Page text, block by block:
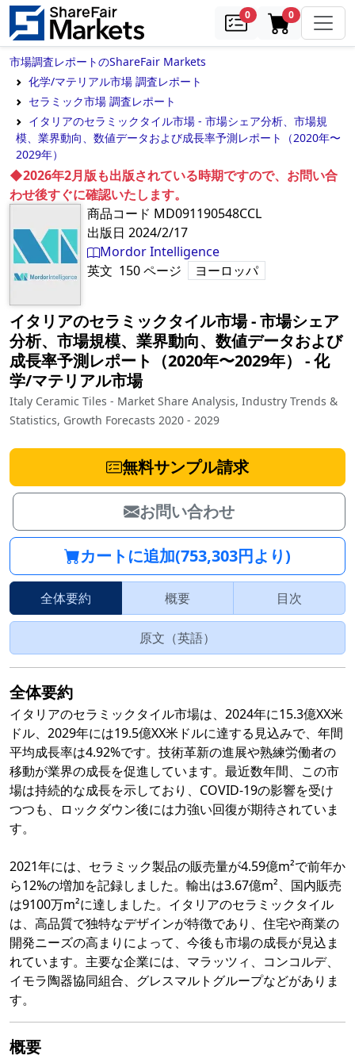
0samples0in cart
市場調査レポートのShareFair Markets
化学/マテリアル市場 調査レポート
セラミック市場 調査レポート
イタリアのセラミックタイル市場 - 市場シェア分析、市場規
模、業界動向、数値データおよび成長率予測レポート（2020年〜
2029年）
◆2026年2月版も出版されている時期ですので、お問い合
わせ後すぐに確認いたします。
商品コード MD091190548CCL
出版日 2024/2/17
Mordor Intelligence
英文 150ページ ヨーロッパ
イタリアのセラミックタイル市場 - 市場シェア
分析、市場規模、業界動向、数値データおよび
成長率予測レポート（2020年〜2029年）
‐化
学/マテリアル市場
Italy Ceramic Tiles - Market Share Analysis, Industry Trends &
Statistics, Growth Forecasts 2020 - 2029
無料サンプル請求
お問い合わせ
カートに追加(753,303円より)
全体要約 概要 目次
原文（英語）
全体要約
イタリアのセラミックタイル市場は、2024年に15.3億XX米
ドル、2029年には19.5億XX米ドルに達する見込みで、年間
平均成長率は4.92%です。技術革新の進展や熟練労働者の
移動が業界の成長を促進しています。最近数年間、この市
場は持続的な成長を示しており、COVID-19の影響を受け
つつも、ロックダウン後には力強い回復が期待されていま
す。
2021年には、セラミック製品の販売量が4.59億m²で前年か
ら12%の増加を記録しました。輸出は3.67億m²、国内販売
は9100万m²に達しました。イタリアのセラミックタイル
は、高品質で独特なデザインが特徴であり、住宅や商業の
開発ニーズの高まりによって、今後も市場の成長が見込ま
れています。主要な企業には、マラッツィ、コンコルデ、
イモラ陶器協同組合、グレスマルトグループなどがありま
す。
概要